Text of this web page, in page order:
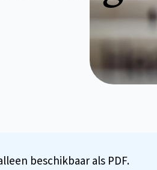
beschikbaar als PDF.